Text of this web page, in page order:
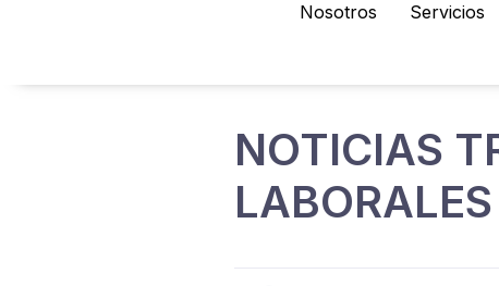
Nosotros Servicios
NOTICIAS